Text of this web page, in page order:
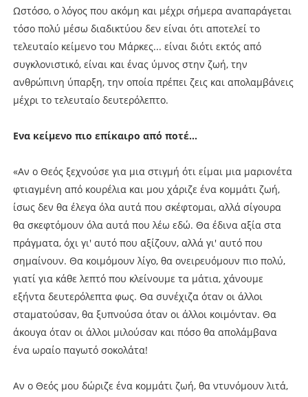
Ωστόσο, ο λόγος που ακόμη και μέχρι σήμερα αναπαράγεται
τόσο πολύ μέσω διαδικτύου δεν είναι ότι αποτελεί το
τελευταίο κείμενο του Μάρκες... είναι διότι εκτός από
συγκλονιστικό, είναι και ένας ύμνος στην ζωή, την
ανθρώπινη ύπαρξη, την οποία πρέπει ζεις και απολαμβάνεις
μέχρι το τελευταίο δευτερόλεπτο.
Ενα κείμενο πιο επίκαιρο από ποτέ...
«Αν ο Θεός ξεχνούσε για μια στιγμή ότι είμαι μια μαριονέτα
φτιαγμένη από κουρέλια και μου χάριζε ένα κομμάτι ζωή,
ίσως δεν θα έλεγα όλα αυτά που σκέφτομαι, αλλά σίγουρα
θα σκεφτόμουν όλα αυτά που λέω εδώ. Θα έδινα αξία στα
πράγματα, όχι γι' αυτό που αξίζουν, αλλά γι' αυτό που
σημαίνουν. Θα κοιμόμουν λίγο, θα ονειρευόμουν πιο πολύ,
γιατί για κάθε λεπτό που κλείνουμε τα μάτια, χάνουμε
εξήντα δευτερόλεπτα φως. Θα συνέχιζα όταν οι άλλοι
σταματούσαν, θα ξυπνούσα όταν οι άλλοι κοιμόνταν. Θα
άκουγα όταν οι άλλοι μιλούσαν και πόσο θα απολάμβανα
ένα ωραίο παγωτό σοκολάτα!
Αν ο Θεός μου δώριζε ένα κομμάτι ζωή, θα ντυνόμουν λιτά,